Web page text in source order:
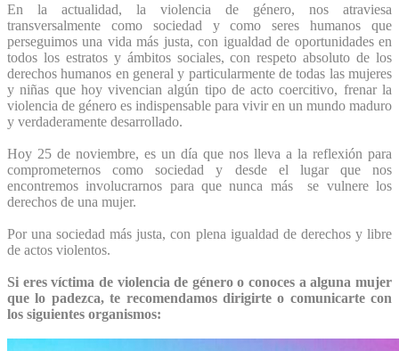
En la actualidad, la violencia de género, nos atraviesa
transversalmente como sociedad y como seres humanos que
perseguimos una vida más justa, con igualdad de oportunidades en
todos los estratos y ámbitos sociales, con respeto absoluto de los
derechos humanos en general y particularmente de todas las mujeres
y niñas que hoy vivencian algún tipo de acto coercitivo, frenar la
violencia de género es indispensable para vivir en un mundo maduro
y verdaderamente desarrollado.
Hoy 25 de noviembre, es un día que nos lleva a la reflexión para
comprometernos como sociedad y desde el lugar que nos
encontremos involucrarnos para que nunca más se vulnere los
derechos de una mujer.
Por una sociedad más justa, con plena igualdad de derechos y libre
de actos violentos.
Si eres víctima de violencia de género o conoces a alguna mujer
que lo padezca, te recomendamos dirigirte o comunicarte con
los siguientes organismos: